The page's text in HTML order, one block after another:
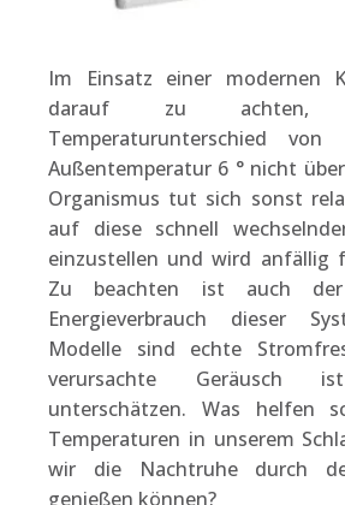
Im Einsatz einer modernen
darauf zu
Temperaturunterschied von
Außentemperatur 6 ° nicht
Organismus tut sich sonst
auf diese schnell
einzustellen und wird anfällig
Zu beachten ist auch
Energieverbrauch dieser
Modelle sind echte
verursachte
unterschätzen. Was helfen
Temperaturen in unserem
wir die Nachtruhe durch
genießen können?